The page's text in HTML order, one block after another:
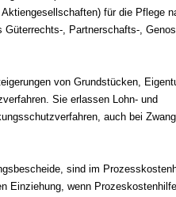
für die Pflege
, Partnerschafts-,
von Grundstücken,
Sie erlassen Lohn- und
auch bei
sind im
Einziehung, wenn